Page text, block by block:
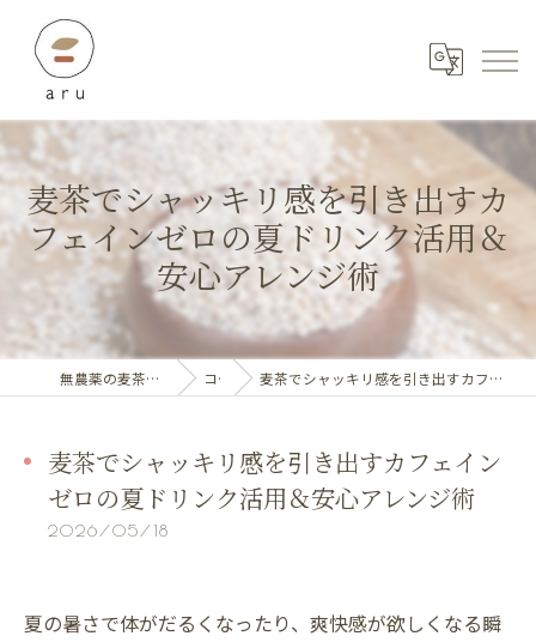
麦茶でシャッキリ感を引き出すカ
フェインゼロの夏ドリンク活用＆
安心アレンジ術
無農薬の麦茶ならaru_stylebeoffice コラム 麦茶でシャッキリ感を引き出すカフェインゼロの夏ドリンク活用＆安心アレンジ術
麦茶でシャッキリ感を引き出すカフェイン
ゼロの夏ドリンク活用＆安心アレンジ術
2026/05/18
夏の暑さで体がだるくなったり、爽快感が欲しくなる瞬